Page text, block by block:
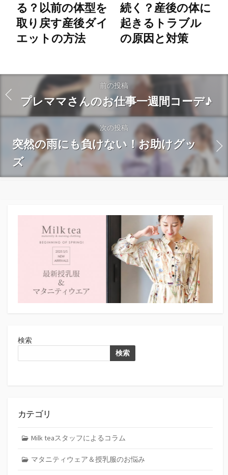
る？以前の体型を
取り戻す産後ダイ
エットの方法
続く？産後の体に
起きるトラブル
の原因と対策
前の投稿
プレママさんのお仕事一週間コーデ♪
次の投稿
突然の雨にも負けない！お助けグッ
ズ
検索
検索
カテゴリ
Milk teaスタッフによるコラム
マタニティウェア＆授乳服のお悩み